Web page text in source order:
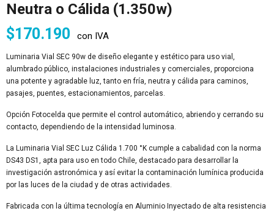
Neutra o Cálida (1.350w)
$170.190 con IVA
Luminaria Vial SEC 90w de diseño elegante y estético para uso vial,
alumbrado público, instalaciones industriales y comerciales, proporciona
una potente y agradable luz, tanto en fría, neutra y cálida para caminos,
pasajes, puentes, estacionamientos, parcelas.
Opción Fotocelda que permite el control automático, abriendo y cerrando su
contacto, dependiendo de la intensidad luminosa.
La Luminaria Vial SEC Luz Cálida 1.700 °K cumple a cabalidad con la norma
DS43 DS1, apta para uso en todo Chile, destacado para desarrollar la
investigación astronómica y así evitar la contaminación lumínica producida
por las luces de la ciudad y de otras actividades.
Fabricada con la última tecnología en Aluminio Inyectado de alta resistencia